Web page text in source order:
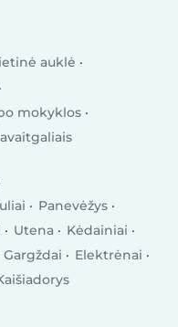
auklė
mokyklos
Panevėžys
Utena
Kėdainiai
Gargždai
Elektrėnai